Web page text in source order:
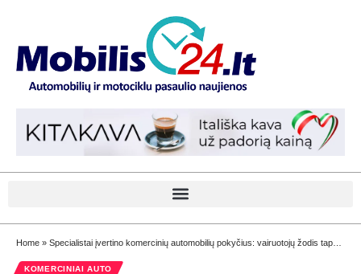
Home » Specialistai įvertino komercinių automobilių pokyčius: vairuotojų žodis tapo svarbesnis
KOMERCINIAI AUTO